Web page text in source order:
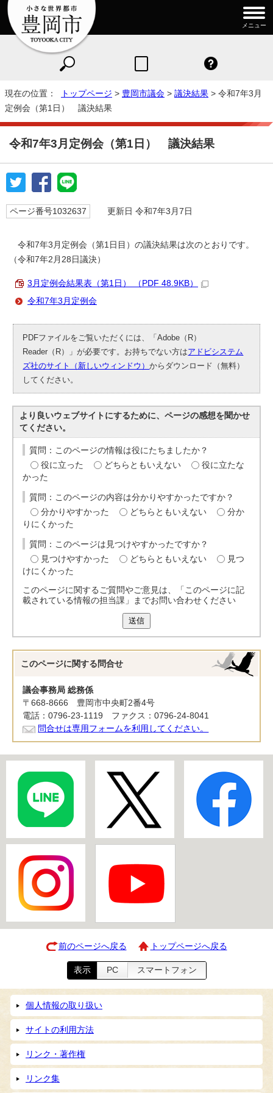
メニュー
現在の位置： トップページ > 豊岡市議会 > 議決結果 > 令和7年3月
定例会（第1日） 議決結果
令和7年3月定例会（第1日） 議決結果
ページ番号1032637 更新日 令和7年3月7日
令和7年3月定例会（第1日目）の議決結果は次のとおりです。
（令和7年2月28日議決）
3月定例会結果表（第1日） （PDF 48.9KB）
令和7年3月定例会
PDFファイルをご覧いただくには、「Adobe（R）
Reader（R）」が必要です。お持ちでない方はアドビシステム
ズ社のサイト（新しいウィンドウ）からダウンロード（無料）
してください。
より良いウェブサイトにするために、ページの感想を聞かせ
てください。
質問：このページの情報は役にたちましたか？
役に立った
どちらともいえない
役に立たな
かった
質問：このページの内容は分かりやすかったですか？
分かりやすかった
どちらともいえない
分か
りにくかった
質問：このページは見つけやすかったですか？
見つけやすかった
どちらともいえない
見つ
けにくかった
このページに関するご質問やご意見は、「このページに記
載されている情報の担当課」までお問い合わせください
送信
このページに関する 問合せ
議会事務局 総務係
〒668-8666 豊岡市中央町2番4号
電話：0796-23-1119 ファクス：0796-24-8041
問合せは専用フォームを利用してください。
前のページへ戻る トップページへ戻る
表示 PC スマートフォン
個人情報の取り扱い
サイトの利用方法
リンク・著作権
リンク集